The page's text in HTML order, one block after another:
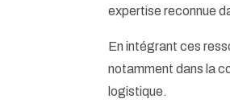
expertise reconnue
En intégrant ces
notamment dans la
logistique.